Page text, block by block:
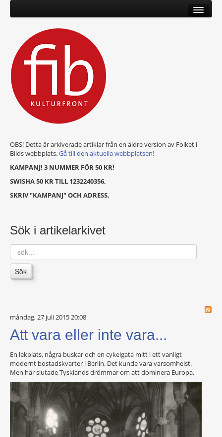
OBS! Detta är arkiverade artiklar från en äldre version av Folket i
Bilds webbplats.Gå till den aktuella webbplatsen!
KAMPANJ! 3 NUMMER FÖR 50 KR!
SWISHA 50 KR TILL 1232240356,
SKRIV "KAMPANJ" OCH ADRESS.
Sök i artikelarkivet
sök...
Sök
måndag, 27 juli 2015 20:08
Att vara eller inte vara...
En lekplats, några buskar och en cykelgata mitt i ett vanligt
modernt bostadskvarter i Berlin. Det kunde vara varsomhelst.
Men här slutade Tysklands drömmar om att dominera Europa.